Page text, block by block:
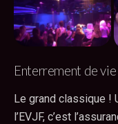
Enterrement de
Le grand classique !
l’EVJF, c’est